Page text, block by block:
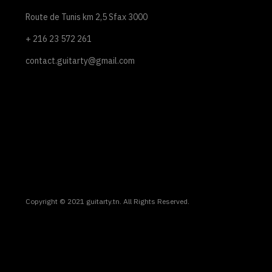
Route de Tunis km 2,5 Sfax 3000
+ 216 23 572 261
contact.guitarty@gmail.com
Copyright © 2021 guitarty.tn. All Rights Reserved.